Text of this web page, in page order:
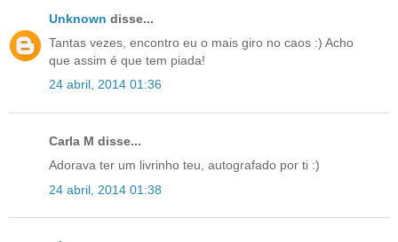
Unknown disse...
Tantas vezes, encontro eu o mais giro no caos :) Acho
que assim é que tem piada!
24 abril, 2014 01:36
Carla M disse...
Adorava ter um livrinho teu, autografado por ti :)
24 abril, 2014 01:38